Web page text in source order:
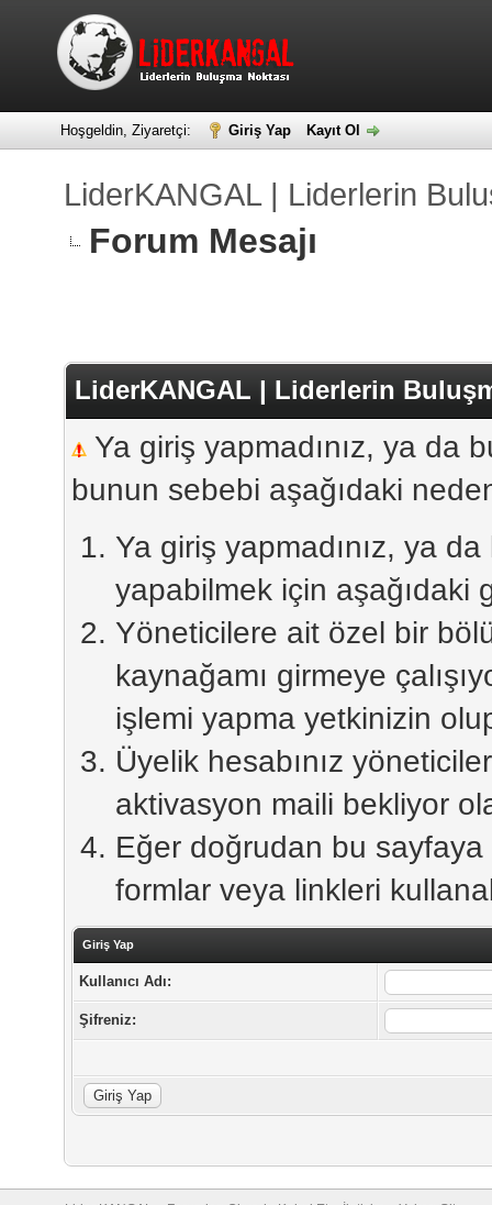
Hoşgeldin, Ziyaretçi: Giriş Yap Kayıt Ol
LiderKANGAL | Liderlerin
Forum Mesajı
LiderKANGAL | Liderlerin
Ya giriş yapmadınız, ya da
bunun sebebi aşağıdaki
Ya giriş yapmadınız, ya
yapabilmek için aşağıdaki
Yöneticilere ait özel bir
kaynağamı girmeye
işlemi yapma yetkinizin
Üyelik hesabınız
aktivasyon maili bekliyor
Eğer doğrudan bu
formlar veya linkleri
Giriş Yap
Kullanıcı Adı:
Şifreniz: